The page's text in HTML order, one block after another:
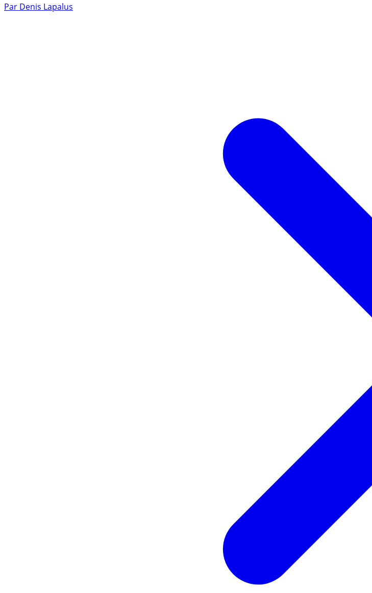
Par Denis Lapalus